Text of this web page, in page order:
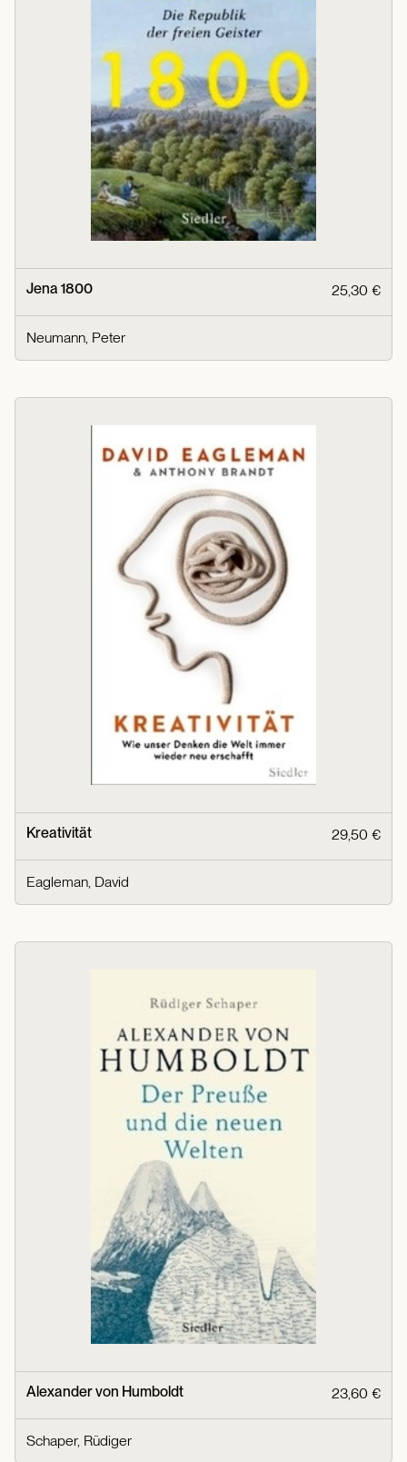
Jena 1800 25,30 €
Neumann, Peter
Kreativität 29,50 €
Eagleman, David
Alexander von Humboldt 23,60 €
Schaper, Rüdiger